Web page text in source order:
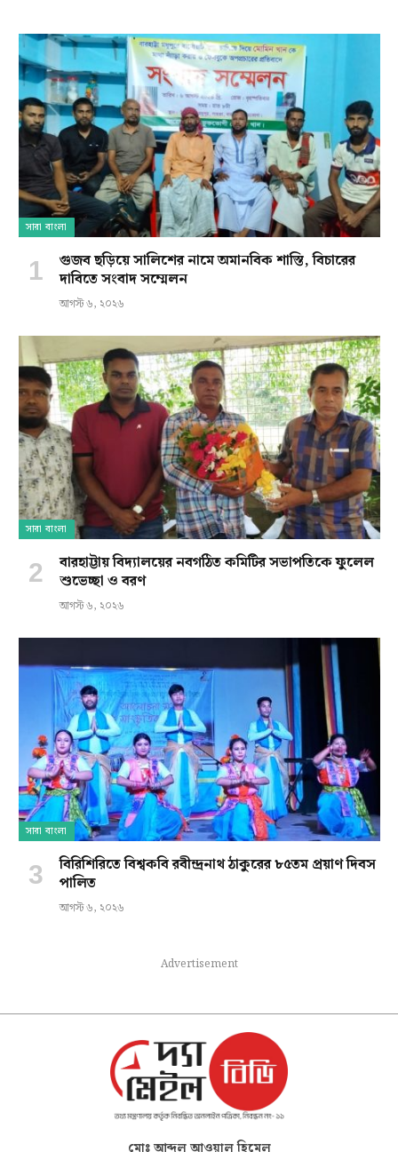
সারা বাংলা
গুজব ছড়িয়ে সালিশের নামে অমানবিক শাস্তি, বিচারের
দাবিতে সংবাদ সম্মেলন
আগস্ট ৬, ২০২৬
সারা বাংলা
বারহাট্টায় বিদ্যালয়ের নবগঠিত কমিটির সভাপতিকে ফুলেল
শুভেচ্ছা ও বরণ
আগস্ট ৬, ২০২৬
সারা বাংলা
বিরিশিরিতে বিশ্বকবি রবীন্দ্রনাথ ঠাকুরের ৮৫তম প্রয়াণ দিবস
পালিত
আগস্ট ৬, ২০২৬
Advertisement
মোঃ আব্দুল আওয়াল হিমেল